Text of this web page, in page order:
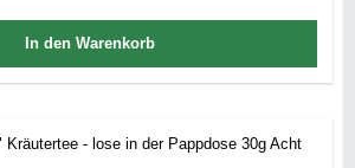
In den Warenkorb